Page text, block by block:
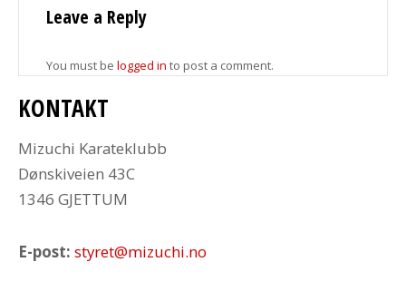
Leave a Reply
You must be logged in to post a comment.
KONTAKT
Mizuchi Karateklubb
Dønskiveien 43C
1346 GJETTUM
E-post: styret@mizuchi.no